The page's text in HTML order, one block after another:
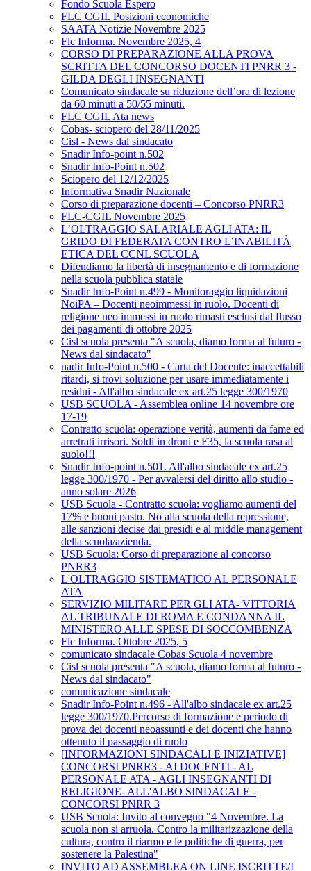
Fondo Scuola Espero
FLC CGIL Posizioni economiche
SAATA Notizie Novembre 2025
Flc Informa. Novembre 2025, 4
CORSO DI PREPARAZIONE ALLA PROVA
SCRITTA DEL CONCORSO DOCENTI PNRR 3 -
GILDA DEGLI INSEGNANTI
Comunicato sindacale su riduzione dell’ora di lezione
da 60 minuti a 50/55 minuti.
FLC CGIL Ata news
Cobas- sciopero del 28/11/2025
Cisl - News dal sindacato
Snadir Info-point n.502
Snadir Info-Point n.502
Sciopero del 12/12/2025
Informativa Snadir Nazionale
Corso di preparazione docenti – Concorso PNRR3
FLC-CGIL Novembre 2025
L’OLTRAGGIO SALARIALE AGLI ATA: IL
GRIDO DI FEDERATA CONTRO L’INABILITÀ
ETICA DEL CCNL SCUOLA
Difendiamo la libertà di insegnamento e di formazione
nella scuola pubblica statale
Snadir Info-Point n.499 - Monitoraggio liquidazioni
NoiPA – Docenti neoimmessi in ruolo. Docenti di
religione neo immessi in ruolo rimasti esclusi dal flusso
dei pagamenti di ottobre 2025
Cisl scuola presenta "A scuola, diamo forma al futuro -
News dal sindacato"
nadir Info-Point n.500 - Carta del Docente: inaccettabili
ritardi, si trovi soluzione per usare immediatamente i
residui - All'albo sindacale ex art.25 legge 300/1970
USB SCUOLA - Assemblea online 14 novembre ore
17-19
Contratto scuola: operazione verità, aumenti da fame ed
arretrati irrisori. Soldi in droni e F35, la scuola rasa al
suolo!!!
Snadir Info-point n.501. All'albo sindacale ex art.25
legge 300/1970 - Per avvalersi del diritto allo studio -
anno solare 2026
USB Scuola - Contratto scuola: vogliamo aumenti del
17% e buoni pasto. No alla scuola della repressione,
alle sanzioni decise dai presidi e al middle management
della scuola/azienda.
USB Scuola: Corso di preparazione al concorso
PNRR3
L'OLTRAGGIO SISTEMATICO AL PERSONALE
ATA
SERVIZIO MILITARE PER GLI ATA- VITTORIA
AL TRIBUNALE DI ROMA E CONDANNA IL
MINISTERO ALLE SPESE DI SOCCOMBENZA
Flc Informa. Ottobre 2025, 5
comunicato sindacale Cobas Scuola 4 novembre
Cisl scuola presenta "A scuola, diamo forma al futuro -
News dal sindacato"
comunicazione sindacale
Snadir Info-Point n.496 - All'albo sindacale ex art.25
legge 300/1970.Percorso di formazione e periodo di
prova dei docenti neoassunti e dei docenti che hanno
ottenuto il passaggio di ruolo
[INFORMAZIONI SINDACALI E INIZIATIVE]
CONCORSI PNRR3 - AI DOCENTI - AL
PERSONALE ATA - AGLI INSEGNANTI DI
RELIGIONE- ALL'ALBO SINDACALE -
CONCORSI PNRR 3
USB Scuola: Invito al convegno "4 Novembre. La
scuola non si arruola. Contro la militarizzazione della
cultura, contro il riarmo e le politiche di guerra, per
sostenere la Palestina"
INVITO AD ASSEMBLEA ON LINE ISCRITTE/I